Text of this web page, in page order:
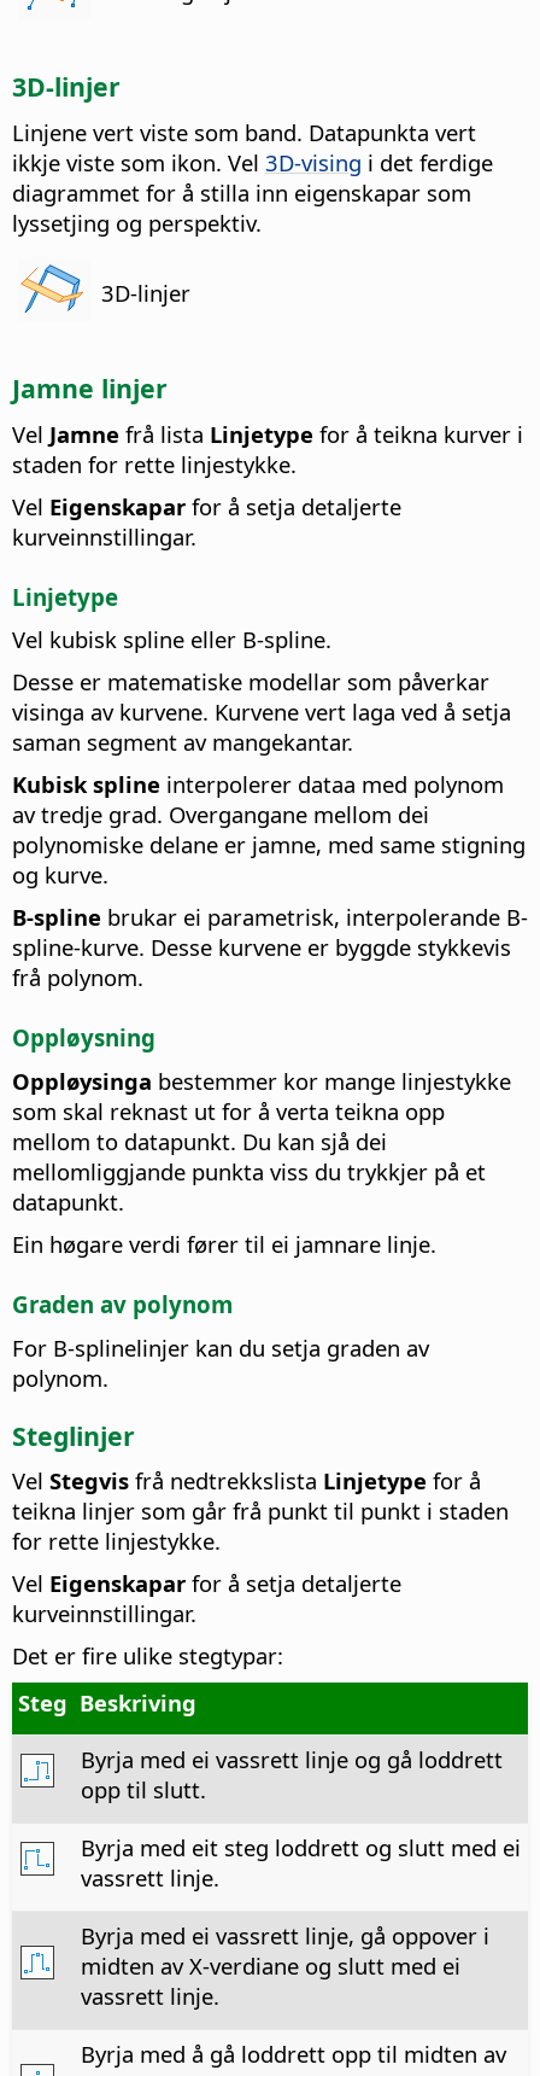
3D-linjer
Linjene vert viste som band. Datapunkta vert
ikkje viste som ikon. Vel 3D-vising i det ferdige
diagrammet for å stilla inn eigenskapar som
lyssetjing og perspektiv.
3D-linjer
Jamne linjer
Vel Jamne frå lista Linjetype for å teikna kurver i
staden for rette linjestykke.
Vel Eigenskapar for å setja detaljerte
kurveinnstillingar.
Linjetype
Vel kubisk spline eller B-spline.
Desse er matematiske modellar som påverkar
visinga av kurvene. Kurvene vert laga ved å setja
saman segment av mangekantar.
Kubisk spline interpolerer dataa med polynom
av tredje grad. Overgangane mellom dei
polynomiske delane er jamne, med same stigning
og kurve.
B-spline brukar ei parametrisk, interpolerande B-
spline-kurve. Desse kurvene er byggde stykkevis
frå polynom.
Oppløysning
Oppløysinga bestemmer kor mange linjestykke
som skal reknast ut for å verta teikna opp
mellom to datapunkt. Du kan sjå dei
mellomliggjande punkta viss du trykkjer på et
datapunkt.
Ein høgare verdi fører til ei jamnare linje.
Graden av polynom
For B-splinelinjer kan du setja graden av
polynom.
Steglinjer
Vel Stegvis frå nedtrekkslista Linjetype for å
teikna linjer som går frå punkt til punkt i staden
for rette linjestykke.
Vel Eigenskapar for å setja detaljerte
kurveinnstillingar.
Det er fire ulike stegtypar:
Steg Beskriving
Byrja med ei vassrett linje og gå loddrett
opp til slutt.
Byrja med eit steg loddrett og slutt med ei
vassrett linje.
Byrja med ei vassrett linje, gå oppover i
midten av X-verdiane og slutt med ei
vassrett linje.
Byrja med å gå loddrett opp til midten av